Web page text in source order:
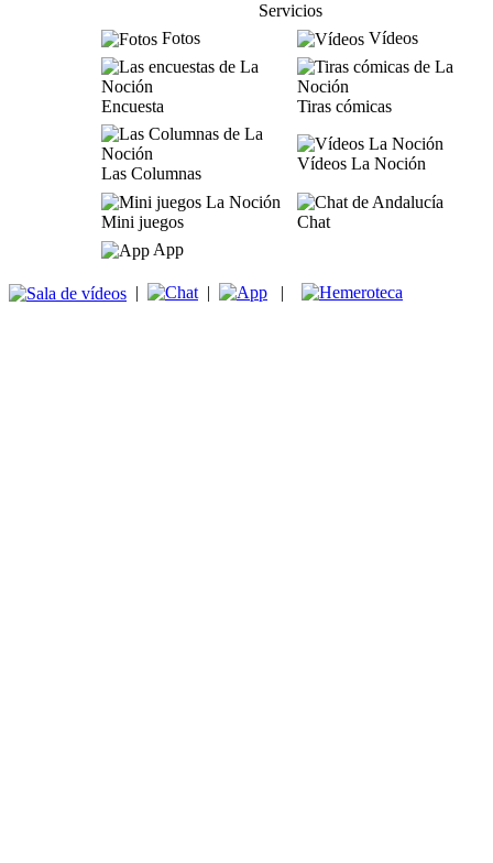
Servicios
Fotos
Vídeos
Encuesta Tiras cómicas
Las Columnas
Vídeos La Noción
Mini juegos
Chat
App
| | |